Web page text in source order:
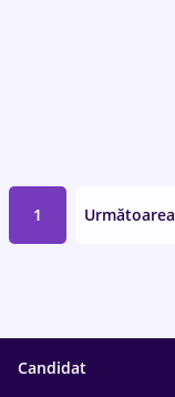
1 Următoarea
Candidat